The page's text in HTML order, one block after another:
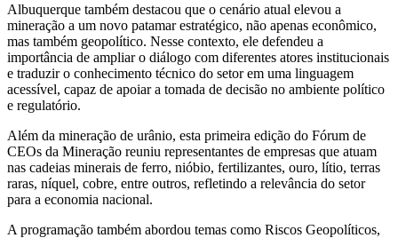
Albuquerque também destacou que o cenário atual elevou a
mineração a um novo patamar estratégico, não apenas econômico,
mas também geopolítico. Nesse contexto, ele defendeu a
importância de ampliar o diálogo com diferentes atores institucionais
e traduzir o conhecimento técnico do setor em uma linguagem
acessível, capaz de apoiar a tomada de decisão no ambiente político
e regulatório.
Além da mineração de urânio, esta primeira edição do Fórum de
CEOs da Mineração reuniu representantes de empresas que atuam
nas cadeias minerais de ferro, nióbio, fertilizantes, ouro, lítio, terras
raras, níquel, cobre, entre outros, refletindo a relevância do setor
para a economia nacional.
A programação também abordou temas como Riscos Geopolíticos,